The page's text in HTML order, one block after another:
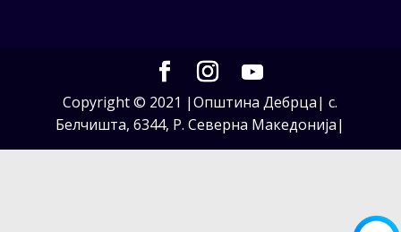
Copyright © 2021 |Општина Дебрца| с.
Белчишта, 6344, Р. Северна Македонија|